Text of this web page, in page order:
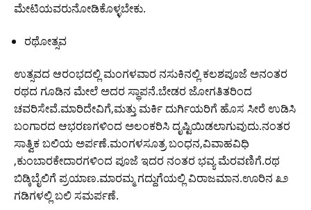
ಮೇಟಿಯವರು‌ನೋಡಿಕೊಳ್ಳಬೇಕು.
ರಥೋತ್ಸವ
ಉತ್ಸವದ ಆರಂಭದಲ್ಲಿ ಮಂಗಳವಾರ ನಸುಕಿನಲ್ಲಿ ಕಲಶಪೂಜೆ ಅನಂತರ
ರಥದ ಗೂಡಿನ ಮೇಲೆ ಅದರ ಸ್ಥಾಪನೆ.ಬೇಡರ ಜೋಗತಿತರಿಂದ
ಚವರಿ‌ಸೇವೆ.ಮಾರಿದೇವಿಗೆ,ಮತ್ತು ಮರ್ಕಿ ದುರ್ಗಿಯರಿಗೆ ಹೊಸ ಸೀರೆ ಉಡಿಸಿ
ಬಂಗಾರದ ಆಭರಣಗಳಿಂದ ಅಲಂಕರಿಸಿ ದೃಷ್ಟಿಯಿಡಲಾಗುವುದು.ನಂತರ
ಸಾತ್ವಿಕ ಬಲಿಯ ಅರ್ಪಣೆ.ಮಂಗಳಸೂತ್ರ ಬಂಧನ,ವಿವಾಹವಿಧಿ
,ಕುಂಬಾರಕೇದಾರಗಳಿಂದ ಪೂಜೆ ಇದರ ನಂತರ ಭವ್ಯ ಮೆರವಣಿಗೆ.ರಥ
ಬಿಡ್ಕಿಬೈಲಿಗೆ ಪ್ರಯಾಣ.ಮಾರಮ್ಮ ಗದ್ದುಗೆಯಲ್ಲಿ ವಿರಾಜಮಾನ.ಊರಿನ ೩೨
ಗಡಿಗಳಲ್ಲಿ ಬಲಿ ಸಮರ್ಪಣೆ.